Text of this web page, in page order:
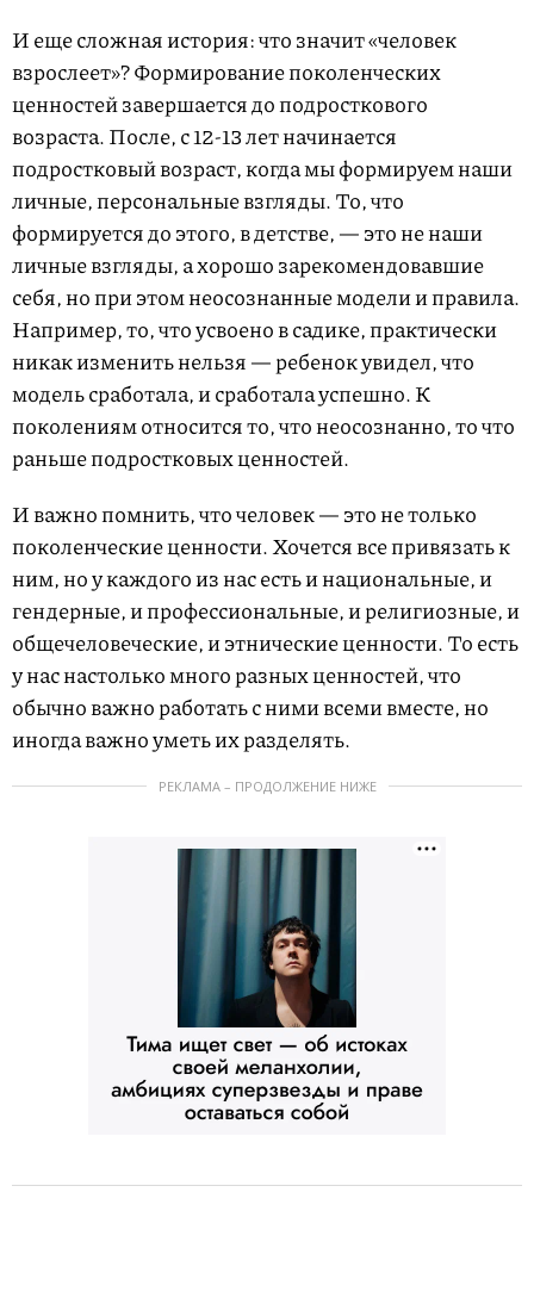
И еще сложная история: что значит «человек
взрослеет»? Формирование поколенческих
ценностей завершается до подросткового
возраста. После, с 12-13 лет начинается
подростковый возраст, когда мы формируем наши
личные, персональные взгляды. То, что
формируется до этого, в детстве, — это не наши
личные взгляды, а хорошо зарекомендовавшие
себя, но при этом неосознанные модели и правила.
Например, то, что усвоено в садике, практически
никак изменить нельзя — ребенок увидел, что
модель сработала, и сработала успешно. К
поколениям относится то, что неосознанно, то что
раньше подростковых ценностей.
И важно помнить, что человек — это не только
поколенческие ценности. Хочется все привязать к
ним, но у каждого из нас есть и национальные, и
гендерные, и профессиональные, и религиозные, и
общечеловеческие, и этнические ценности. То есть
у нас настолько много разных ценностей, что
обычно важно работать с ними всеми вместе, но
иногда важно уметь их разделять.
РЕКЛАМА – ПРОДОЛЖЕНИЕ НИЖЕ